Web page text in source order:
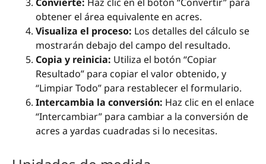
obtener el área equivalente en acres.
Visualiza el proceso: Los detalles del cálculo se
mostrarán debajo del campo del resultado.
Copia y reinicia: Utiliza el botón “Copiar
Resultado” para copiar el valor obtenido, y
“Limpiar Todo” para restablecer el formulario.
Intercambia la conversión: Haz clic en el enlace
“Intercambiar” para cambiar a la conversión de
acres a yardas cuadradas si lo necesitas.